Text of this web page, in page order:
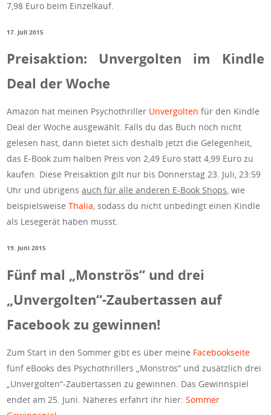
7,98 Euro beim Einzelkauf.
17. Juli 2015
Preisaktion: Unvergolten im Kindle
Deal der Woche
Amazon hat meinen Psychothriller Unvergoltenfür den Kindle
Deal der Woche ausgewählt. Falls du das Buch noch nicht
gelesen hast, dann bietet sich deshalb jetzt die Gelegenheit,
das E-Book zum halben Preis von 2,49 Euro statt 4,99 Euro zu
kaufen. Diese Preisaktion gilt nur bis Donnerstag 23. Juli, 23:59
Uhr und übrigensauch für alle anderen E-Book Shops, wie
beispielsweiseThalia, sodass du nicht unbedingt einen Kindle
als Lesegerät haben musst.
19. Juni 2015
Fünf mal „Monströs“ und drei
„Unvergolten“-Zaubertassen auf
Facebook zu gewinnen!
Zum Start in den Sommer gibt es über meine Facebookseite
fünf eBooks des Psychothrillers „Monströs“ und zusätzlich drei
„Unvergolten“-Zaubertassen zu gewinnen. Das Gewinnspiel
endet am 25. Juni. Näheres erfahrt ihr hier:Sommer